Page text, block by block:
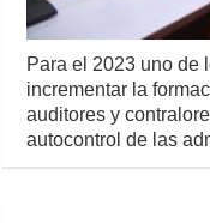
Para el 2023 uno de
incrementar la
auditores y
autocontrol de las